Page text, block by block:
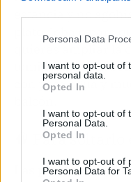
Personal Data
I want to opt-out of
personal data.
Opted In
I want to opt-out of
Personal Data.
Opted In
I want to opt-out of
Personal Data for
estancia y no
plato debajo para
quieres ampliar la
tomillo también
con poca agua y
🧠 Para soltarlo
Las plantas